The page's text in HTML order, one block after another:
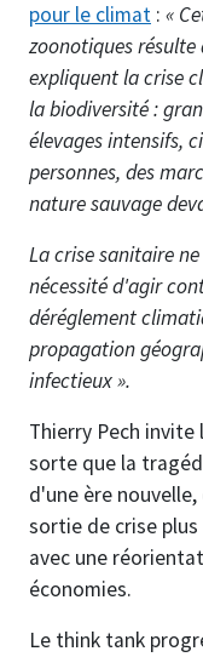
pour le climat : «
zoonotiques résulte
expliquent la crise
la biodiversité :
élevages intensifs,
personnes, des
nature sauvage
La crise sanitaire
nécessité d'agir
déréglement
propagation
infectieux ».
Thierry Pech invite
sorte que la
d'une ère
sortie de crise
avec une
économies.
Le think tank